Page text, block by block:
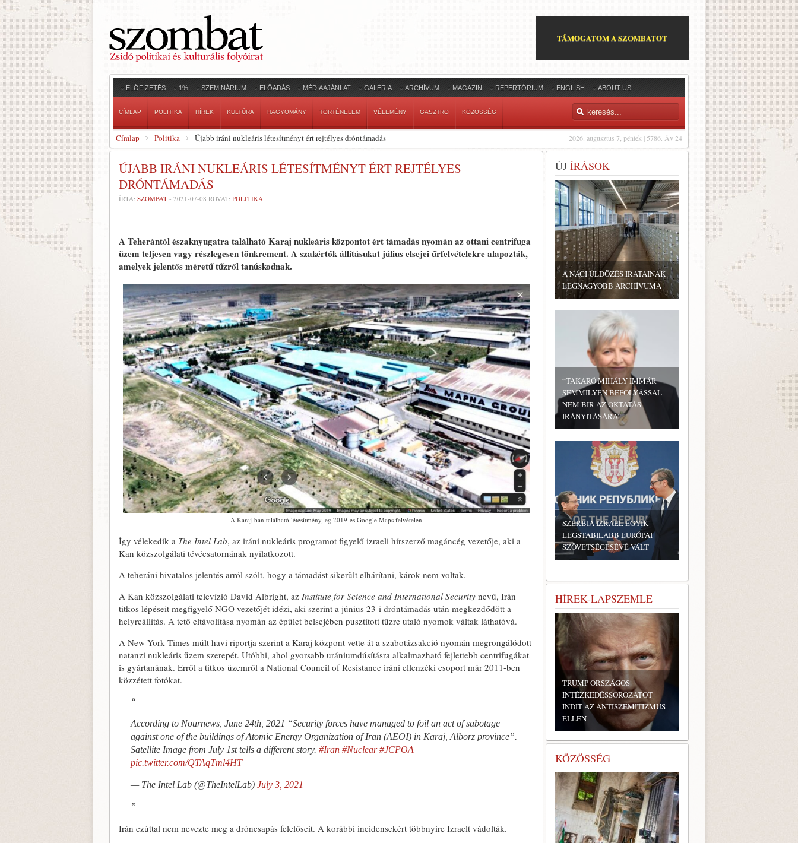
TÁMOGATOM A SZOMBATOT
ELŐFIZETÉS 1% SZEMINÁRIUM ELŐADÁS MÉDIAAJÁNLAT GALÉRIA ARCHÍVUM MAGAZIN REPERTÓRIUM ENGLISH ABOUT US
CÍMLAP POLITIKA HÍREK KULTÚRA HAGYOMÁNY TÖRTÉNELEM VÉLEMÉNY GASZTRO KÖZÖSSÉG
2026. augusztus 7, péntek | 5786. Áv 24
Címlap Politika Újabb iráni nukleáris létesítményt ért rejtélyes dróntámadás
ÚJABB IRÁNI NUKLEÁRIS LÉTESÍTMÉNYT ÉRT REJTÉLYES
DRÓNTÁMADÁS
ÍRTA: SZOMBAT - 2021-07-08 ROVAT: POLITIKA
A Teherántól északnyugatra található Karaj nukleáris központot ért támadás nyomán az ottani centrifuga
üzem teljesen vagy részlegesen tönkrement. A szakértők állításukat július elsejei űrfelvételekre alapozták,
amelyek jelentős méretű tűzről tanúskodnak.
A Karaj-ban található létesítmény, eg 2019-es Google Maps felvételen
Így vélekedik a The Intel Lab, az iráni nukleáris programot figyelő izraeli hírszerző magáncég vezetője, aki a
Kan közszolgálati tévécsatornának nyilatkozott.
A teheráni hivatalos jelentés arról szólt, hogy a támadást sikerült elhárítani, károk nem voltak.
A Kan közszolgálati televízió David Albright, az Institute for Science and International Security nevű, Irán
titkos lépéseit megfigyelő NGO vezetőjét idézi, aki szerint a június 23-i dróntámadás után megkezdődött a
helyreállítás. A tető eltávolítása nyomán az épület belsejében pusztított tűzre utaló nyomok váltak láthatóvá.
A New York Times múlt havi riportja szerint a Karaj központ vette át a szabotázsakció nyomán megrongálódott
natanzi nukleáris üzem szerepét. Utóbbi, ahol gyorsabb urániumdúsításra alkalmazható fejlettebb centrifugákat
is gyártanának. Erről a titkos üzemről a National Council of Resistance iráni ellenzéki csoport már 2011-ben
közzétett fotókat.
According to Nournews, June 24th, 2021 “Security forces have managed to foil an act of sabotage
against one of the buildings of Atomic Energy Organization of Iran (AEOI) in Karaj, Alborz province”.
Satellite Image from July 1st tells a different story. #Iran #Nuclear #JCPOA
pic.twitter.com/QTAqTml4HT
— The Intel Lab (@TheIntelLab) July 3, 2021
Irán ezúttal nem nevezte meg a dróncsapás felelőseit. A korábbi incidensekért többnyire Izraelt vádolták.
ÚJ ÍRÁSOK
A NÁCI ÜLDÖZÉS IRATAINAK
LEGNAGYOBB ARCHÍVUMA
“TAKARÓ MIHÁLY IMMÁR
SEMMILYEN BEFOLYÁSSAL
NEM BÍR AZ OKTATÁS
IRÁNYÍTÁSÁRA”
SZERBIA IZRAEL EGYIK
LEGSTABILABB EURÓPAI
SZÖVETSÉGESÉVÉ VÁLT
HÍREK-LAPSZEMLE
TRUMP ORSZÁGOS
INTÉZKEDÉSSOROZATOT
INDÍT AZ ANTISZEMITIZMUS
ELLEN
KÖZÖSSÉG